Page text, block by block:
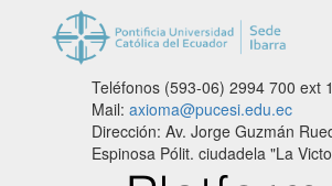
Teléfonos (593-06) 2994 700 ext
Mail: axioma@pucesi.edu.ec
Dirección: Av. Jorge Guzmán
Espinosa Pólit. ciudadela "La